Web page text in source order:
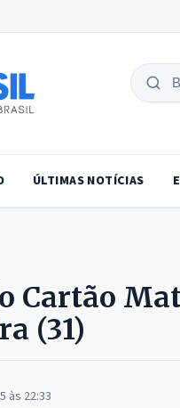
ÚLTIMAS NOTÍCIAS
Cartão
(31)
às 22:33